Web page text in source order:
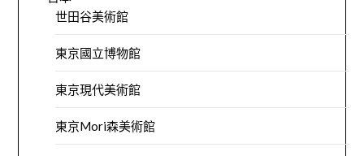
世田谷美術館
東京國立博物館
東京現代美術館
東京Mori森美術館